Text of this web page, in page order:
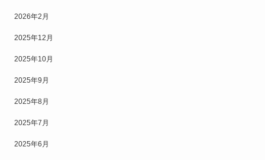
2026年2月
2025年12月
2025年10月
2025年9月
2025年8月
2025年7月
2025年6月